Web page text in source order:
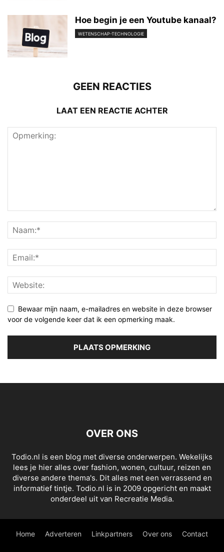
Hoe begin je een Youtube kanaal?
WETENSCHAP-TECHNOLOGIE
GEEN REACTIES
LAAT EEN REACTIE ACHTER
Bewaar mijn naam, e-mailadres en website in deze browser
voor de volgende keer dat ik een opmerking maak.
OVER ONS
Todio.nl is een blog met diverse onderwerpen. Wekelijks
lees je hier alles over fashion, wonen, cultuur, reizen en
diverse andere thema's. Dit alles met een verrassend en
informatief tintje. Todio.nl is in 2009 opgericht en maakt
onderdeel uit van Recreatie Media.
Home Adverteren Linkpartners Over ons Contact